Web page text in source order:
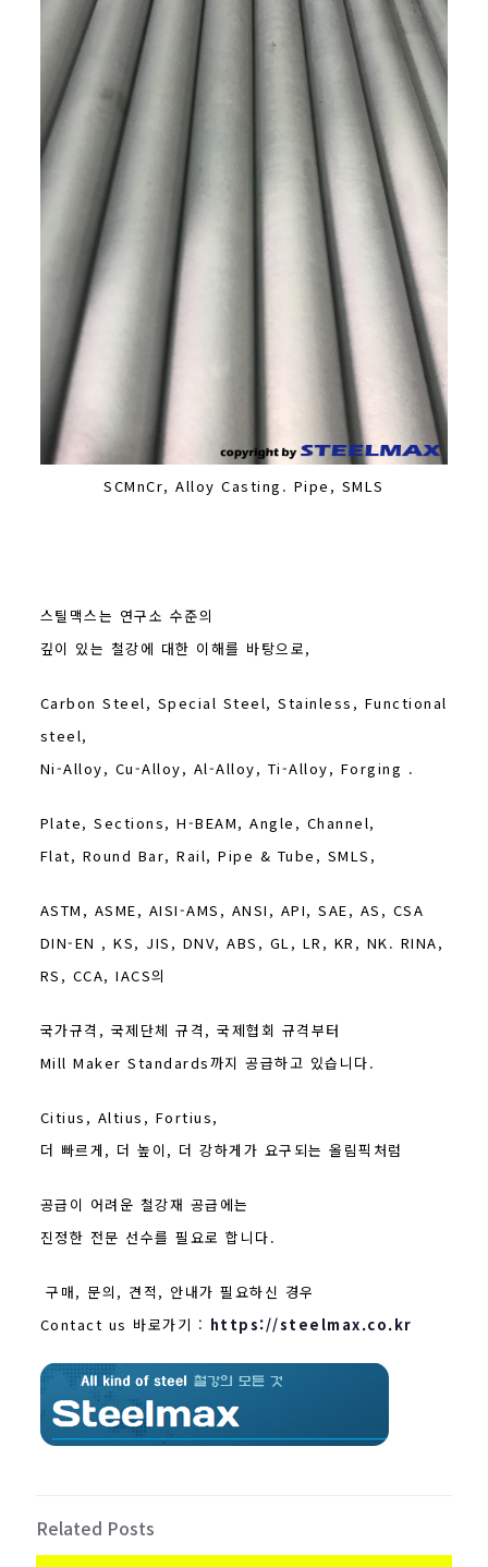
SCMnCr, Alloy Casting. Pipe, SMLS
스틸맥스는 연구소 수준의
깊이 있는 철강에 대한 이해를 바탕으로,
Carbon Steel, Special Steel, Stainless, Functional
steel,
Ni-Alloy, Cu-Alloy, Al-Alloy, Ti-Alloy, Forging .
Plate, Sections, H-BEAM, Angle, Channel,
Flat, Round Bar, Rail, Pipe & Tube, SMLS,
ASTM, ASME, AISI-AMS, ANSI, API, SAE, AS, CSA
DIN-EN , KS, JIS, DNV, ABS, GL, LR, KR, NK. RINA,
RS, CCA, IACS의
국가규격, 국제단체 규격, 국제협회 규격부터
Mill Maker Standards까지 공급하고 있습니다.
Citius, Altius, Fortius,
더 빠르게, 더 높이, 더 강하게가 요구되는 올림픽처럼
공급이 어려운 철강재 공급에는
진정한 전문 선수를 필요로 합니다.
구매, 문의, 견적, 안내가 필요하신 경우
Contact us 바로가기 : https://steelmax.co.kr
Related Posts